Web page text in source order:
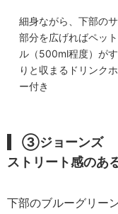
細身ながら、下部の
部分を広げればペッ
ル（500ml程度）が
りと収まるドリンク
ー付き
③ジョーンズ
ストリート感のあ
下部のブルーグリー